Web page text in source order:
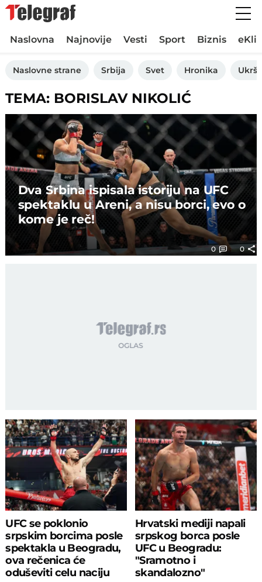
Naslovna Najnovije Vesti Sport Biznis
Naslovne strane Srbija Svet Hronika
TEMA: BORISLAV NIKOLIĆ
Dva Srbina ispisala istoriju na UFC
spektaklu u Areni, a nisu borci, evo o
kome je reč!
0 0
UFC se poklonio
srpskim borcima posle
spektakla u Beogradu,
ova rečenica će
oduševiti celu naciju
Hrvatski mediji napali
srpskog borca posle
UFC u Beogradu:
"Sramotno i
skandalozno"